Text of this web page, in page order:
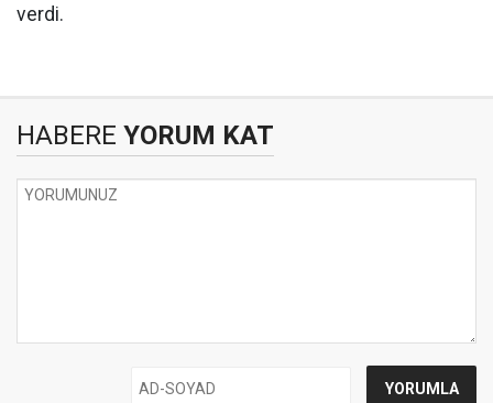
verdi.
HABERE YORUM KAT